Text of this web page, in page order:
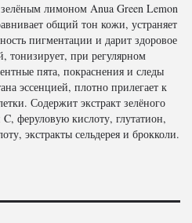
лимоном Anua Green Lemon
общий тон кожи, устраняет
пигментации и дарит здоровое
тонизирует, при регулярном
пята, покраснения и следы
эссенцией, плотно прилегает к
Содержит экстракт зелёного
феруловую кислоту, глутатион,
экстракты сельдерея и брокколи.